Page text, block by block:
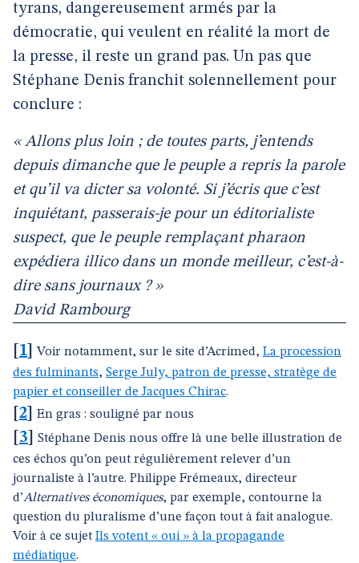
tyrans, dangereusement armés par la
démocratie, qui veulent en réalité la mort de
la presse, il reste un grand pas. Un pas que
Stéphane Denis franchit solennellement pour
conclure :
« Allons plus loin ; de toutes parts, j’entends
depuis dimanche que le peuple a repris la parole
et qu’il va dicter sa volonté. Si j’écris que c’est
inquiétant, passerais-je pour un éditorialiste
suspect, que le peuple remplaçant pharaon
expédiera illico dans un monde meilleur, c’est-à-
dire sans journaux ? »
David Rambourg
1 ]Voir notamment, sur le site d’Acrimed, La procession
des fulminants, Serge July, patron de presse, stratège de
papier et conseiller de Jacques Chirac.
2 En gras : souligné par nous
3
Stéphane Denis nous offre là une belle illustration de
ces échos qu’on peut régulièrement relever d’un
journaliste à l’autre. Philippe Frémeaux, directeur
d’Alternatives économiques, par exemple, contourne la
question du pluralisme d’une façon tout à fait analogue.
Voir à ce sujet Ils votent « oui » à la propagande
médiatique.